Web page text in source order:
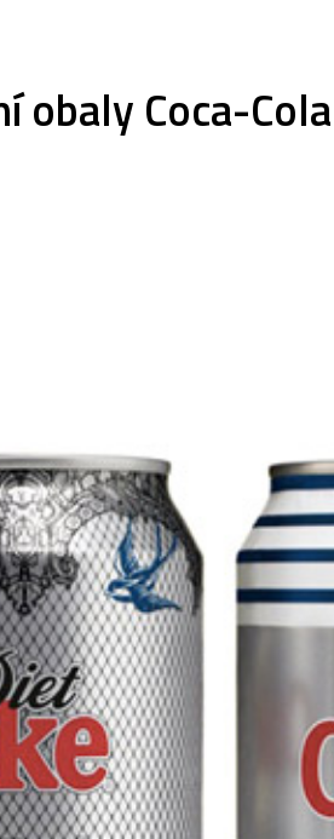
obaly Coca-Cola